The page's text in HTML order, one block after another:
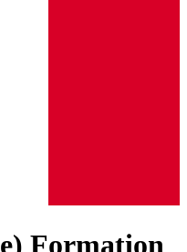
Formation